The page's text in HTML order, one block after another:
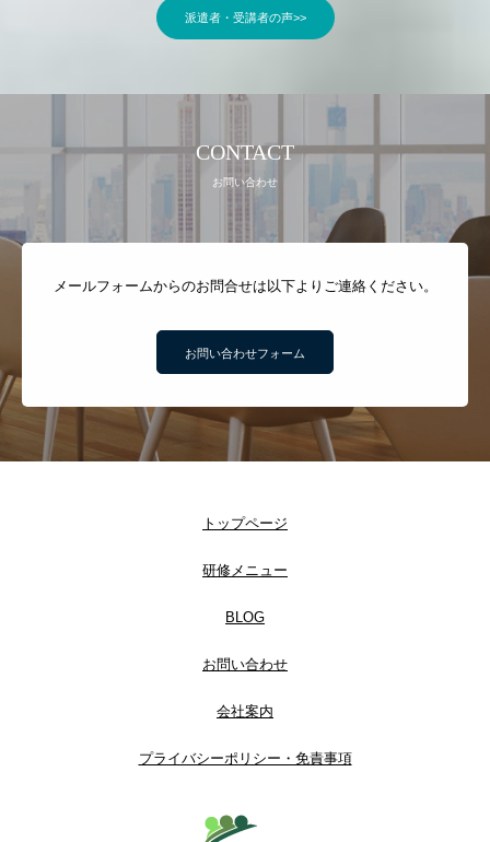
派遣者・受講者の声>>
CONTACT
お問い合わせ
メールフォームからのお問合せは以下よりご連絡ください。
お問い合わせフォーム
トップページ
研修メニュー
BLOG
お問い合わせ
会社案内
プライバシーポリシー・免責事項